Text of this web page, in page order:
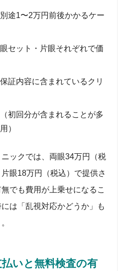
別途1〜2万円前後かかるケー
眼セット・片眼それぞれで価
保証内容に含まれているクリ
（初回分が含まれることが多
）
ックでは、両眼34万円（税
眼18万円（税込）で提供さ
でも費用が上乗せになるこ
は「乱視対応かどうか」も
いと無料検査の有